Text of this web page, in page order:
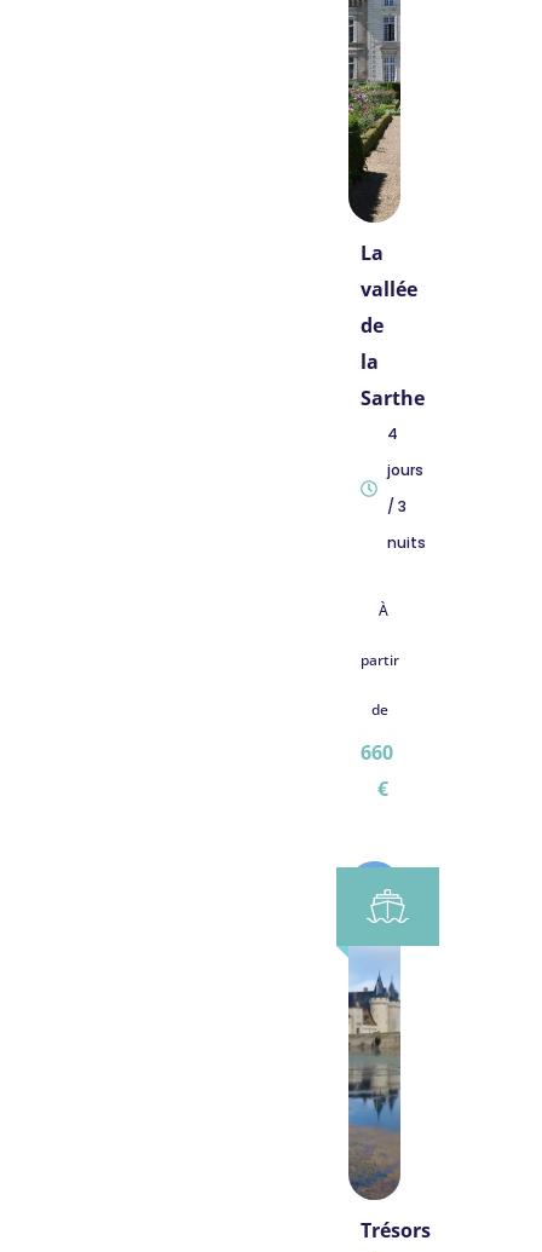
La
vallée
de
la
Sarthe
4
jours
/ 3
nuits
À
partir
de
660
€
Trésors